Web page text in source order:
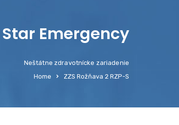
Emergency
Neštátne zdravotnícke zariadenie
Home
ZZS Rožňava 2 RZP-S